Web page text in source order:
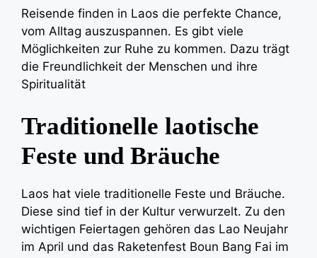
Reisende finden in Laos die perfekte Chance,
vom Alltag auszuspannen. Es gibt viele
Möglichkeiten zur Ruhe zu kommen. Dazu trägt
die Freundlichkeit der Menschen und ihre
Spiritualität
Traditionelle laotische
Feste und Bräuche
Laos hat viele traditionelle Feste und Bräuche.
Diese sind tief in der Kultur verwurzelt. Zu den
wichtigen Feiertagen gehören das Lao Neujahr
im April und das Raketenfest Boun Bang Fai im